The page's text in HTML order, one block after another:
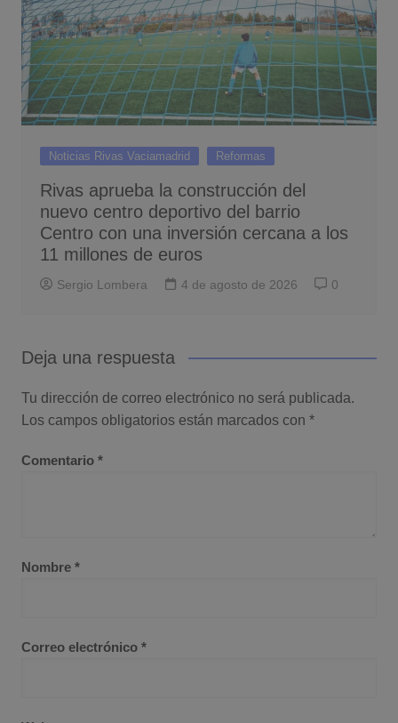
Noticias Rivas Vaciamadrid Reformas
Rivas aprueba la construcción del
nuevo centro deportivo del barrio
Centro con una inversión cercana a los
11 millones de euros
Sergio Lombera 4 de agosto de 2026 0
Deja una respuesta
Tu dirección de correo electrónico no será publicada.
Los campos obligatorios están marcados con *
Comentario *
Nombre *
Correo electrónico *